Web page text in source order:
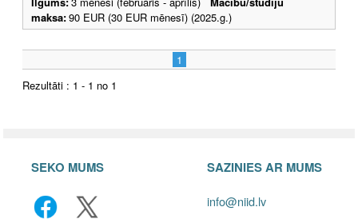
maksa:90 EUR (30 EUR mēnesī) (2025.g.)
1
Rezultāti : 1 - 1 no 1
SEKO MUMS SAZINIES AR MUMS
info@niid.lv